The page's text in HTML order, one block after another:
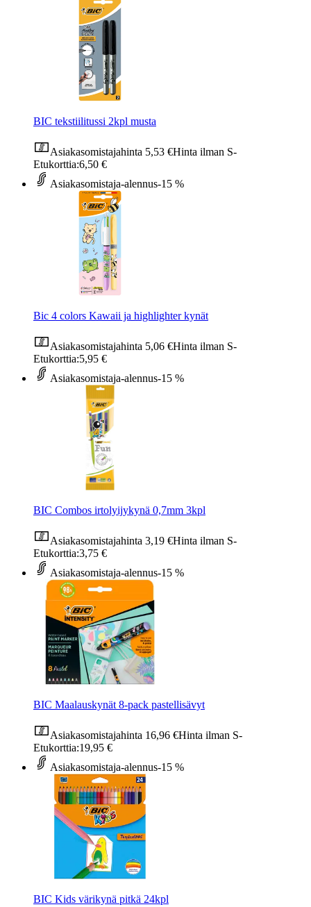
BIC tekstiilitussi 2kpl musta
Asiakasomistajahinta 5,53 €Hinta ilman S-
Etukorttia:6,50 €
Asiakasomistaja-alennus-15 %
Bic 4 colors Kawaii ja highlighter kynät
Asiakasomistajahinta 5,06 €Hinta ilman S-
Etukorttia:5,95 €
Asiakasomistaja-alennus-15 %
BIC Combos irtolyijykynä 0,7mm 3kpl
Asiakasomistajahinta 3,19 €Hinta ilman S-
Etukorttia:3,75 €
Asiakasomistaja-alennus-15 %
BIC Maalauskynät 8-pack pastellisävyt
Asiakasomistajahinta 16,96 €Hinta ilman S-
Etukorttia:19,95 €
Asiakasomistaja-alennus-15 %
BIC Kids värikynä pitkä 24kpl